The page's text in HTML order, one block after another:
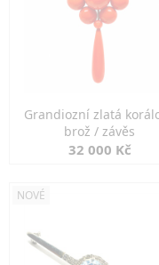
Grandiozní zlatá
brož / závěs
32 000 Kč
NOVÉ